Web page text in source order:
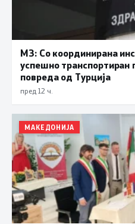
МЗ: Со координирана
успешно транспортиран
повреда од Турција
пред 12 ч.
МАКЕДОНИЈА